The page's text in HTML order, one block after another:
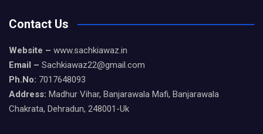
Contact Us
Website – www.sachkiawaz.in
Email – Sachkiawaz22@gmail.com
Ph.No: 7017648093
Address: Madhur Vihar, Banjarawala Mafi, Banjarawala
Chakrata, Dehradun, 248001-Uk